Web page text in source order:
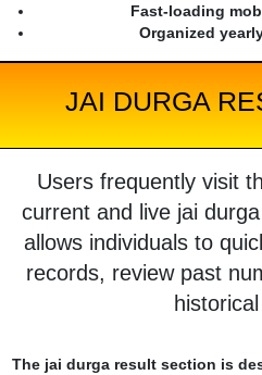
Fast-loading
Organized
JAI DURGA
Users frequently visit
current and live jai
allows individuals to
records, review past
The jai durga result section is